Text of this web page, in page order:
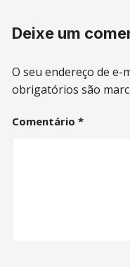
Deixe um
O seu endereço de e-
obrigatórios são
Comentário*